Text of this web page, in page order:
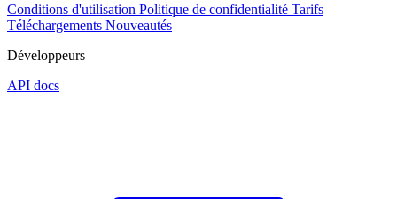
Conditions d'utilisation Politique de confidentialité Tarifs
Téléchargements Nouveautés
Développeurs
API docs